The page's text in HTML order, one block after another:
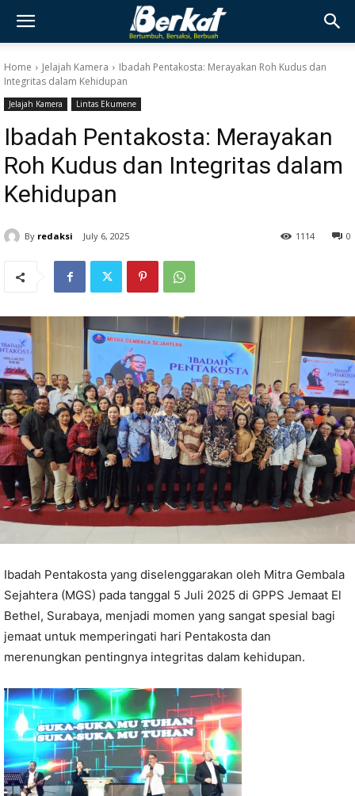
Home Jelajah Kamera
Ibadah Pentakosta: Merayakan Roh Kudus dan
Integritas dalam Kehidupan
Jelajah Kamera Lintas Ekumene
Ibadah Pentakosta: Merayakan
Roh Kudus dan Integritas dalam
Kehidupan
By redaksi July 6, 2025 0
1114
Ibadah Pentakosta yang diselenggarakan oleh Mitra Gembala
Sejahtera (MGS) pada tanggal 5 Juli 2025 di GPPS Jemaat El
Bethel, Surabaya, menjadi momen yang sangat spesial bagi
jemaat untuk memperingati hari Pentakosta dan
merenungkan pentingnya integritas dalam kehidupan.